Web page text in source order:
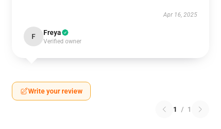
Apr 16, 2025
F Freya
Verified owner
Write your review
1 / 1